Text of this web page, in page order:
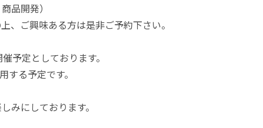
品開発）
、ご興味ある方は是非ご予約下さい。
予定としております。
る予定です。
みにしております。